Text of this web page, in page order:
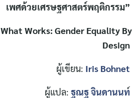
เพศด้วยเศรษฐศาสตร์พฤติกรรม”
What Works: Gender Equality By
Design
ผู้เขียน: Iris Bohnet
ผู้แปล: ฐณฐ จินดานนท